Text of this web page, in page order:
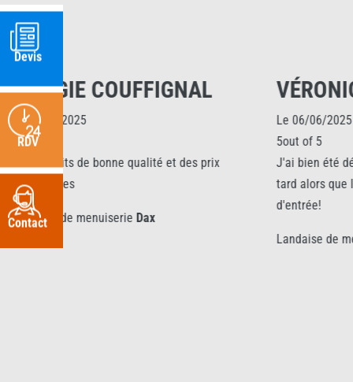
MAGGIE COUFFIGNAL
Le 10/09/2025
5out of 5
Les produits de bonne qualité et des prix
convenables
Landaise de menuiserie Dax
Le 06/06/2025
5out of 5
J'ai bien été
tard alors que
d'entrée!
Landaise de
Devis
RDV
Contact